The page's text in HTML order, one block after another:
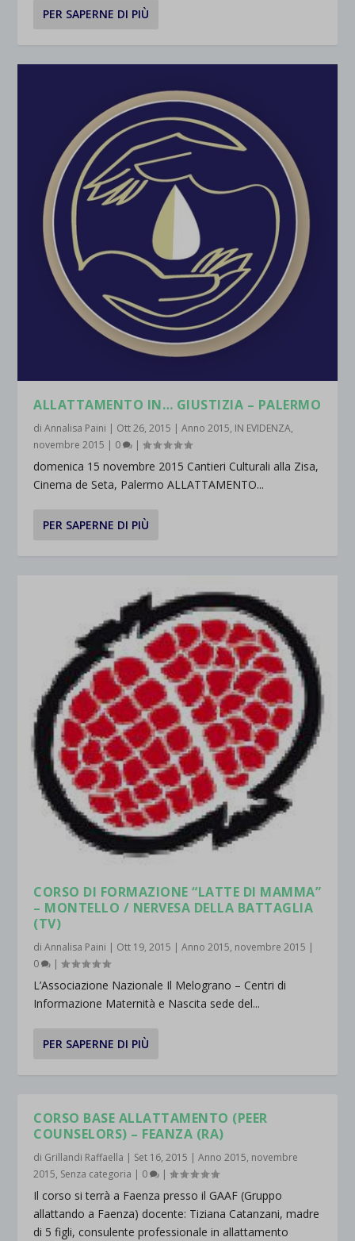
PER SAPERNE DI PIÙ
ALLATTAMENTO IN… GIUSTIZIA – PALERMO
diAnnalisa Paini | Ott 26, 2015 |Anno 2015, IN EVIDENZA,
novembre 2015 | 0 |
domenica 15 novembre 2015 Cantieri Culturali alla Zisa,
Cinema de Seta, Palermo ALLATTAMENTO...
PER SAPERNE DI PIÙ
CORSO DI FORMAZIONE “LATTE DI MAMMA”
– MONTELLO / NERVESA DELLA BATTAGLIA
(TV)
diAnnalisa Paini | Ott 19, 2015 |Anno 2015, novembre 2015 |
0
|
L’Associazione Nazionale Il Melograno – Centri di
Informazione Maternità e Nascita sede del...
PER SAPERNE DI PIÙ
CORSO BASE ALLATTAMENTO (PEER
COUNSELORS) – FEANZA (RA)
di Grillandi Raffaella | Set 16, 2015 |Anno 2015, novembre
2015, Senza categoria | 0 |
Il corso si terrà a Faenza presso il GAAF (Gruppo
allattando a Faenza) docente: Tiziana Catanzani, madre
di 5 figli, consulente professionale in allattamento